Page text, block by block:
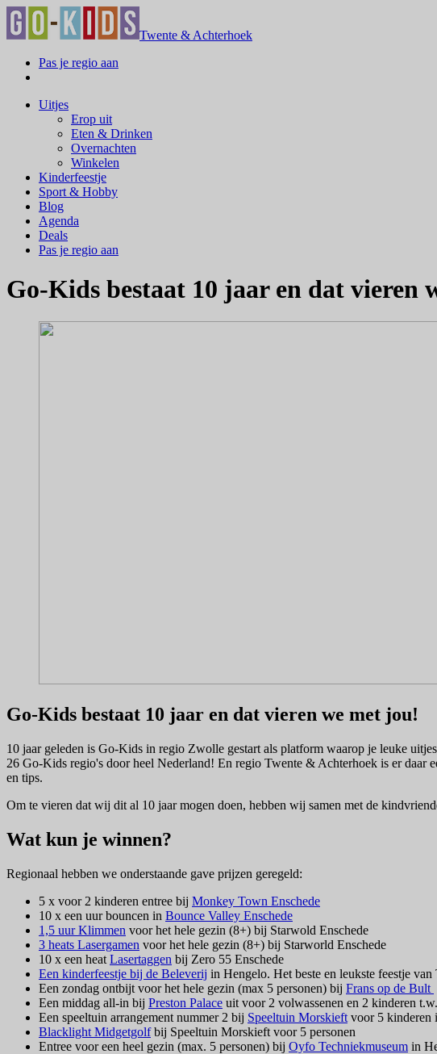
Twente & Achterhoek
Pas je regio aan
Uitjes
Erop uit
Eten & Drinken
Overnachten
Winkelen
Kinderfeestje
Sport & Hobby
Blog
Agenda
Deals
Pas je regio aan
Go-Kids bestaat 10 jaar en dat vieren
Go-Kids bestaat 10 jaar en dat vieren we met jou!
10 jaar geleden is Go-Kids in regio Zwolle gestart als platform waarop je leuke
26 Go-Kids regio's door heel Nederland! En regio Twente & Achterhoek is er daar
en tips.
Om te vieren dat wij dit al 10 jaar mogen doen, hebben wij samen met de
Wat kun je winnen?
Regionaal hebben we onderstaande gave prijzen geregeld:
5 x voor 2 kinderen entree bij Monkey Town Enschede
10 x een uur bouncen in Bounce Valley Enschede
1,5 uur Klimmen voor het hele gezin (8+) bij Starwold Enschede
3 heats Lasergamen voor het hele gezin (8+) bij Starworld Enschede
10 x een heat Lasertaggen bij Zero 55 Enschede
Een kinderfeestje bij de Beleverij in Hengelo. Het beste en leukste feestje van
Een zondag ontbijt voor het hele gezin (max 5 personen) bij Frans op de Bult
Een middag all-in bij Preston Palace uit voor 2 volwassenen en 2 kinderen
Een speeltuin arrangement nummer 2 bij Speeltuin Morskieft voor 5 kinderen
Blacklight Midgetgolfbij Speeltuin Morskieft voor 5 personen
Entree voor een heel gezin (max. 5 personen) bij Oyfo Techniekmuseum in